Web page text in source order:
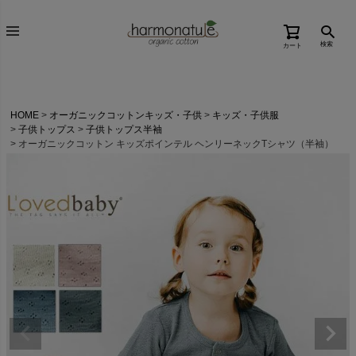
カート 検索
HOME オーガニックコットンキッズ・子供
キッズ・子供服
子供トップス
子供トップス半袖
オーガニックコットン キッズポインテル ヘンリーネックTシャツ（半袖）